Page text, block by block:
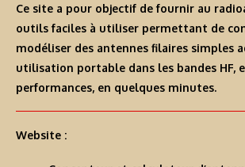
Ce site a pour objectif de fournir au
outils faciles à utiliser permettant de
modéliser des antennes filaires simples
utilisation portable dans les bandes HF,
performances, en quelques minutes.
Website :